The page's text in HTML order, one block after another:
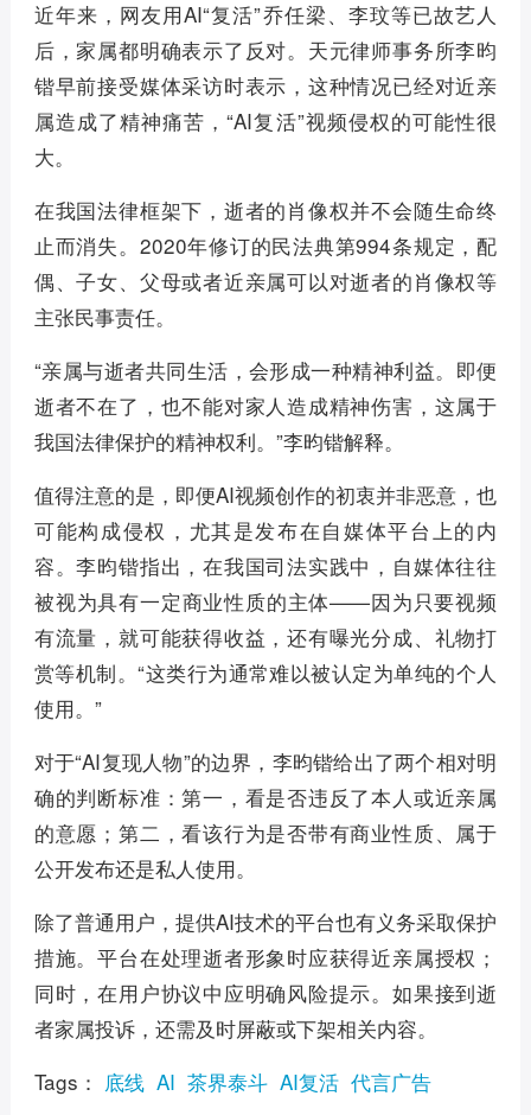
近年来，网友用AI“复活”乔任梁、李玟等已故艺人
后，家属都明确表示了反对。天元律师事务所李昀
锴早前接受媒体采访时表示，这种情况已经对近亲
属造成了精神痛苦，“AI复活”视频侵权的可能性很
大。
在我国法律框架下，逝者的肖像权并不会随生命终
止而消失。2020年修订的民法典第994条规定，配
偶、子女、父母或者近亲属可以对逝者的肖像权等
主张民事责任。
“亲属与逝者共同生活，会形成一种精神利益。即便
逝者不在了，也不能对家人造成精神伤害，这属于
我国法律保护的精神权利。”李昀锴解释。
值得注意的是，即便AI视频创作的初衷并非恶意，也
可能构成侵权，尤其是发布在自媒体平台上的内
容。李昀锴指出，在我国司法实践中，自媒体往往
被视为具有一定商业性质的主体——因为只要视频
有流量，就可能获得收益，还有曝光分成、礼物打
赏等机制。“这类行为通常难以被认定为单纯的个人
使用。”
对于“AI复现人物”的边界，李昀锴给出了两个相对明
确的判断标准：第一，看是否违反了本人或近亲属
的意愿；第二，看该行为是否带有商业性质、属于
公开发布还是私人使用。
除了普通用户，提供AI技术的平台也有义务采取保护
措施。平台在处理逝者形象时应获得近亲属授权；
同时，在用户协议中应明确风险提示。如果接到逝
者家属投诉，还需及时屏蔽或下架相关内容。
Tags： 底线 AI 茶界泰斗 AI复活 代言广告